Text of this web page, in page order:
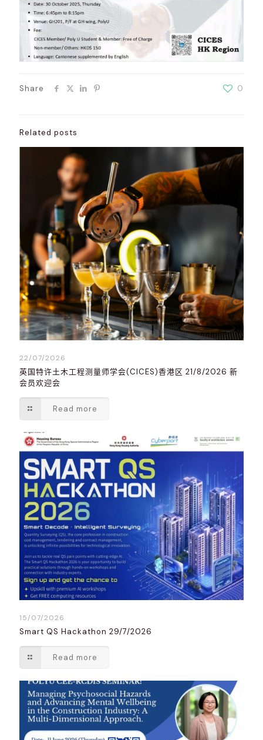
Share 0
Related posts
22/07/2026
英国特许土木工程测量师学会(CICES)香港区 21/8/2026 新
会员欢迎会
Read more
15/07/2026
Smart QS Hackathon 29/7/2026
Read more